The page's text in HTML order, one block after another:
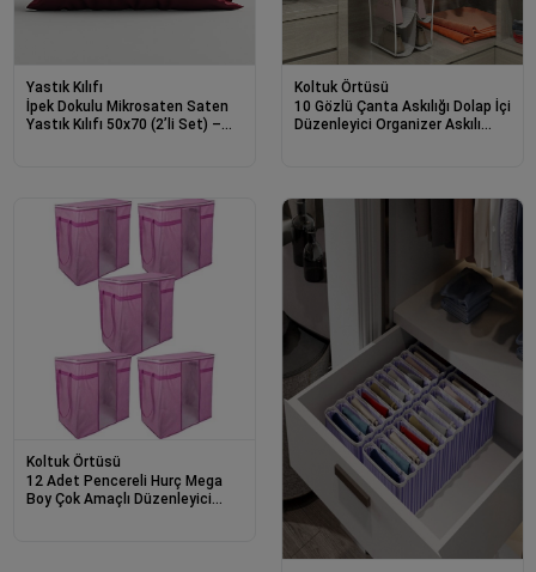
Yastık Kılıfı
İpek Dokulu Mikrosaten Saten
Yastık Kılıfı 50x70 (2’li Set) –
Koltuk Örtüsü
10 Gözlü Çanta Askılığı Dolap İçi
Düzenleyici Organizer Askılı
Koltuk Örtüsü
12 Adet Pencereli Hurç Mega
Boy Çok Amaçlı Düzenleyici